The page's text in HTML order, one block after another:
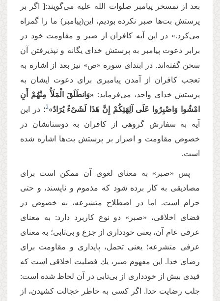
بعد از تمسخر پیامبر صلوات الله علیه می‌گویند:[ اگر بر
پرستش بت‌ها صبر نکرده بودیم، این(پیامبر) ما را گمراه
می‌کرد.» در این آیه كافران از صبر و مقاومت خود در
برابر دعوت پیامبر به پرستش خدای یگانه و نپذیرفتن آن
سخن گفته‌اند. در ابتدای سوره «ص» نیز بعد از اشاره به
تعجب كافران از آمدن پیامبری برای دعوت ایشان به
پرستش خدای واحد، می‌فرماید: «وَانطَلَقَ الْمَلَأُ مِنْهُمْ أَنِ
امْشُوا وَاصْبِرُوا عَلَى آلِهَتِكُمْ إِنَّ هَذَا لَشَیْءٌ یُرَادُ»‌2‌؛ در این
آیه به سفارش گروهی از كافران به دوستانشان در
خصوص مقاومت و اصرار بر پرستش بت‌ها اشاره شده
است.
پس «صبر» به معنای لغوی آن ممكن است برای
مصادیقی به كار برده شود كه مذموم و ناپسند، و حتی
حرام است. اما در اصطلاح متشرعه، به خصوص در
فضای اخلاقی، «صبر» دو نوع کاربرد دارد: به معنای
عرفی عام آن، یعنی خودداری از جزع و بی‌تابی؛ به معنای
عرفی متشرعه؛ یعنی تحمل، پایداری و مقاومت برای
رضای خدا. این مفهوم صبر، یك فضلیت اخلاقی است كه
قیدی بیش از خودداری از بی‌تابی در آن لحاظ شده است:
جلب رضایت خدا. اگر كسی به خاطر خجالت كشیدن، از